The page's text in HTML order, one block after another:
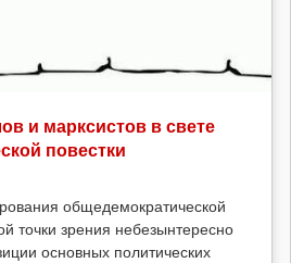
и марксистов в свете
повестки
общедемократической
точки зрения небезынтересно
основных политических